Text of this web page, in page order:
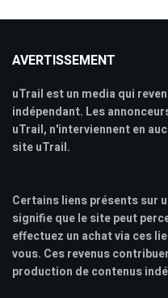
AVERTISSEMENT
uTrail est un media qui
indépendant. Les
uTrail, n'interviennent en
site uTrail.
Certains liens présents sur
signifie que le site peut
effectuez un achat via ces
vous. Ces revenus
production de contenus